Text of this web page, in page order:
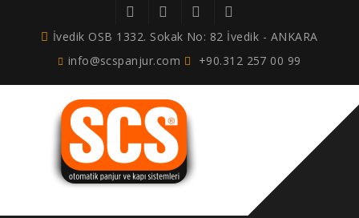
İvedik OSB 1332. Sokak No: 82 İvedik - ANKARA
info@scspanjur.com
+90.312 257 00 99